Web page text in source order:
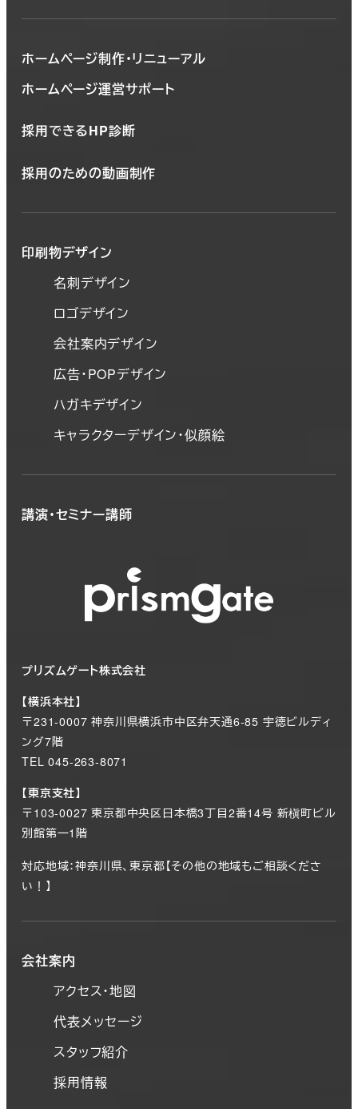
ホームページ制作・リニューアル
ホームページ運営サポート
採用できるHP診断
採用のための動画制作
印刷物デザイン
名刺デザイン
ロゴデザイン
会社案内デザイン
広告・POPデザイン
ハガキデザイン
キャラクターデザイン・似顔絵
講演・セミナー講師
プリズムゲート株式会社
【横浜本社】
〒231-0007 神奈川県横浜市中区弁天通6-85 宇徳ビルディ
ング7階
TEL 045-263-8071
【東京支社】
〒103-0027 東京都中央区日本橋3丁目2番14号 新槇町ビル
別館第一1階
対応地域：神奈川県、東京都【その他の地域もご相談くださ
い！】
会社案内
アクセス・地図
代表メッセージ
スタッフ紹介
採用情報